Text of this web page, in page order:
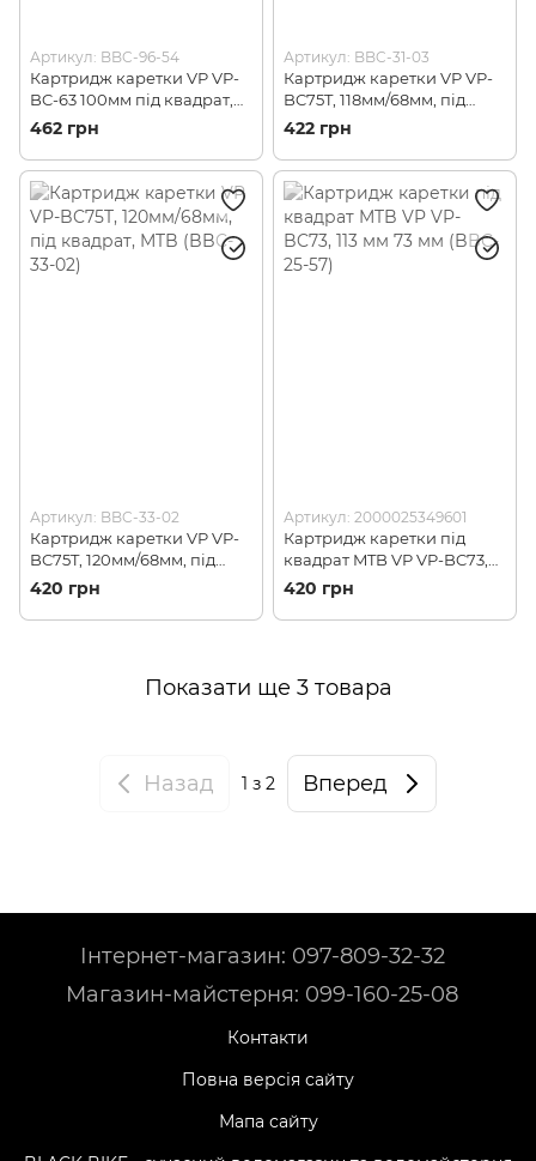
Артикул: BBC-96-54
Картридж каретки VP VP-
BC-63 100мм під квадрат,
вал 164мм (VP-BC-63)
462 грн
Артикул: BBC-31-03
Картридж каретки VP VP-
BC75T, 118мм/68мм, під
квадрат, MTB (BBC-31-03)
422 грн
Артикул: BBC-33-02
Картридж каретки VP VP-
BC75T, 120мм/68мм, під
квадрат, MTB (BBC-33-02)
420 грн
Артикул: 2000025349601
Картридж каретки під
квадрат MTB VP VP-BC73,
113 мм 73 мм (BBC-25-57)
420 грн
Показати ще 3 товара
Назад 1 з 2 Вперед
Інтернет-магазин: 097-809-32-32
Магазин-майстерня: 099-160-25-08
Контакти
Повна версія сайту
Мапа сайту